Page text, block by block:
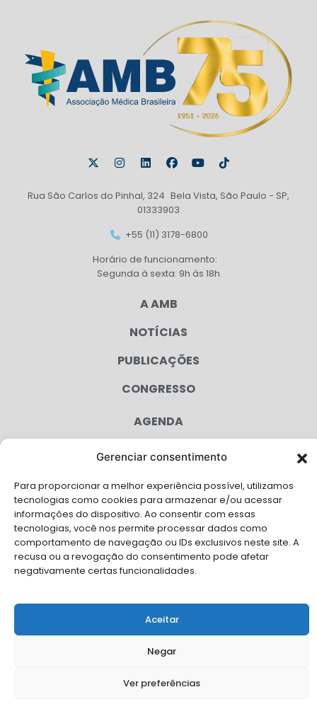
Gerenciar consentimento
Para proporcionar a melhor experiência possível, utilizamos
tecnologias como cookies para armazenar e/ou acessar
informações do dispositivo. Ao consentir com essas
tecnologias, você nos permite processar dados como
comportamento de navegação ou IDs exclusivos neste site. A
recusa ou a revogação do consentimento pode afetar
negativamente certas funcionalidades.
Aceitar
Negar
Ver preferências
Rua São Carlos do Pinhal, 324 Bela Vista, São Paulo - SP,
01333903
+55 (11) 3178-6800
Horário de funcionamento:
Segunda à sexta: 9h às 18h
A AMB
NOTÍCIAS
PUBLICAÇÕES
CONGRESSO
AGENDA
CAMPANHAS
SERVIÇOS
FILIADAS
LGPD
FALE CONOSCO
© Copyright AMB 2026. Todos os direitos reservados.